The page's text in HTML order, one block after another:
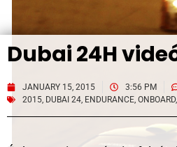
Dubai 24H
JANUARY 15, 2015 3:56 PM
2015, DUBAI 24, ENDURANCE, ONBOARD,